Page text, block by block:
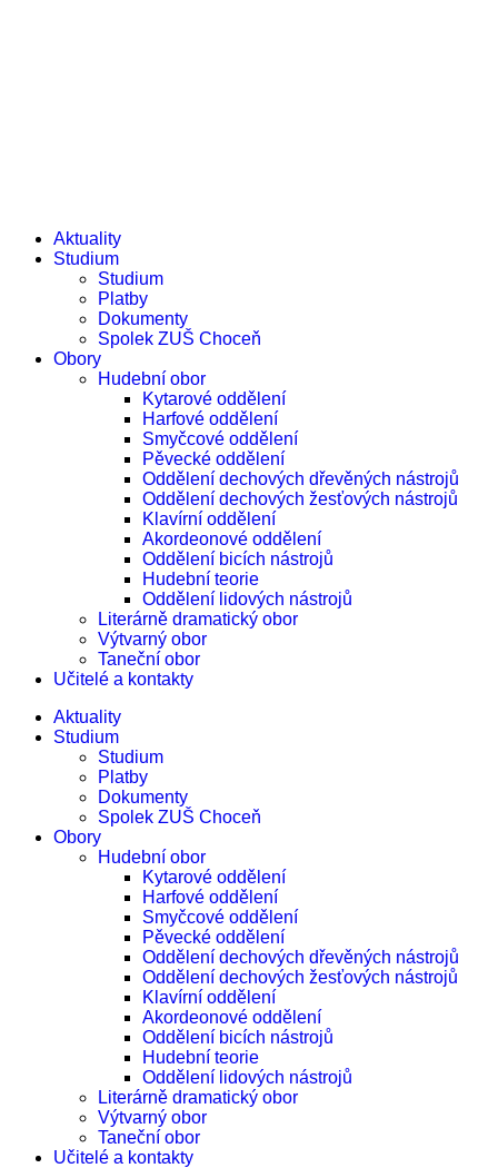
Aktuality
Studium
Studium
Platby
Dokumenty
Spolek ZUŠ Choceň
Obory
Hudební obor
Kytarové oddělení
Harfové oddělení
Smyčcové oddělení
Pěvecké oddělení
Oddělení dechových dřevěných nástrojů
Oddělení dechových žesťových nástrojů
Klavírní oddělení
Akordeonové oddělení
Oddělení bicích nástrojů
Hudební teorie
Oddělení lidových nástrojů
Literárně dramatický obor
Výtvarný obor
Taneční obor
Učitelé a kontakty
Aktuality
Studium
Studium
Platby
Dokumenty
Spolek ZUŠ Choceň
Obory
Hudební obor
Kytarové oddělení
Harfové oddělení
Smyčcové oddělení
Pěvecké oddělení
Oddělení dechových dřevěných nástrojů
Oddělení dechových žesťových nástrojů
Klavírní oddělení
Akordeonové oddělení
Oddělení bicích nástrojů
Hudební teorie
Oddělení lidových nástrojů
Literárně dramatický obor
Výtvarný obor
Taneční obor
Učitelé a kontakty